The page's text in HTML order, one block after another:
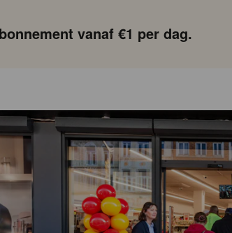
vanaf €1 per dag.